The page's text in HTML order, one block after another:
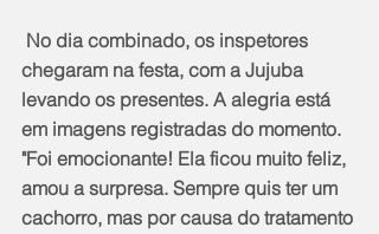
chegaram na festa, com a Jujuba
levando os presentes. A alegria está
em imagens registradas do momento.
"Foi emocionante! Ela ficou muito feliz,
amou a surpresa. Sempre quis ter um
cachorro, mas por causa do tratamento